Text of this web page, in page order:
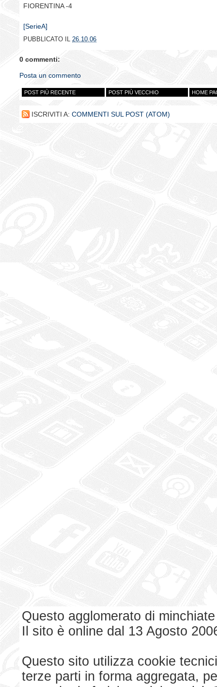
FIORENTINA -4
[SerieA]
PUBBLICATO IL 26.10.06
0 commenti:
Posta un commento
POST PIÙ RECENTE POST PIÙ VECCHIO HOME
ISCRIVITI A: COMMENTI SUL POST (ATOM)
Questo agglomerato di
Il sito è online dal 13 Agosto
Questo sito utilizza cookie
terze parti in forma aggregata,